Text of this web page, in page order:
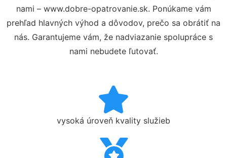
nami – www.dobre-opatrovanie.sk. Ponúkame vám
prehľad hlavných výhod a dôvodov, prečo sa obrátiť na
nás. Garantujeme vám, že nadviazanie spolupráce s
nami nebudete ľutovať.
vysoká úroveň kvality služieb